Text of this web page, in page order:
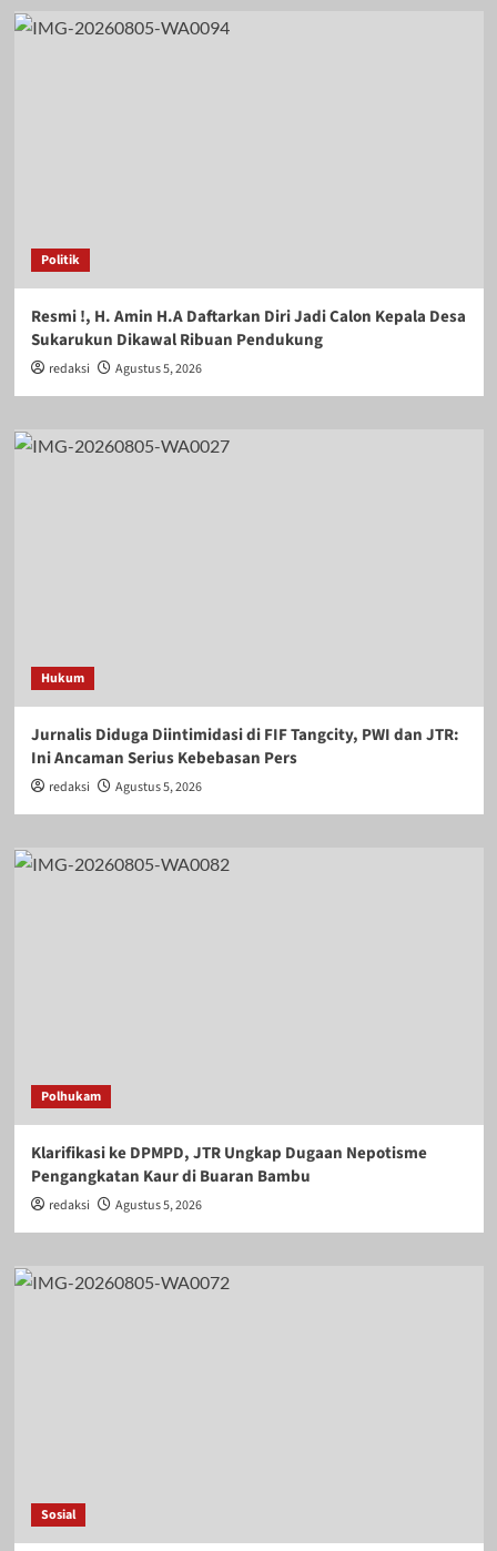
Politik
Resmi !, H. Amin H.A Daftarkan Diri Jadi Calon Kepala Desa
Sukarukun Dikawal Ribuan Pendukung
redaksi Agustus 5, 2026
Hukum
Jurnalis Diduga Diintimidasi di FIF Tangcity, PWI dan JTR:
Ini Ancaman Serius Kebebasan Pers
redaksi Agustus 5, 2026
Polhukam
Klarifikasi ke DPMPD, JTR Ungkap Dugaan Nepotisme
Pengangkatan Kaur di Buaran Bambu
redaksi Agustus 5, 2026
Sosial